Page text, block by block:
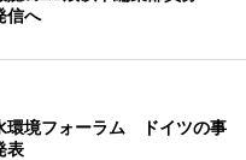
信へ
環境フォーラム ドイツの事
表